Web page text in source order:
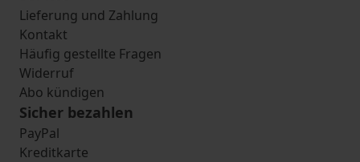
Lieferung und Zahlung
Kontakt
Häufig gestellte Fragen
Widerruf
Abo kündigen
Sicher bezahlen
PayPal
Kreditkarte